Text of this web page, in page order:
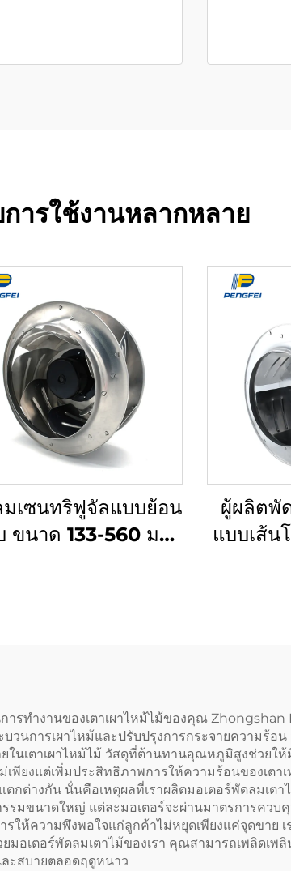
ารใช้งานหลากหลาย
เซนทริฟูจัลแบบย้อน
ขนาด 133-560 มม.
ผู้ผลิตพั
แบบเส้น
รทำงานของเตาเผาไหม้ไม้ของคุณ
นการเผาไหม้และปรับปรุงการกระจายความร้อน
ในเตาเผาไหม้ไม้ วัสดุที่ต้านทานอุณหภูมิสูงช่วยใ
ยงแต่เพิ่มประสิทธิภาพการให้ความร้อนของเตา
กต่างกัน นั่นคือเหตุผลที่เราผลิตมอเตอร์พัดลมเต
รมขนาดใหญ่ แต่ละมอเตอร์จะผ่านมาตรการควบ
ให้ความพึงพอใจแก่ลูกค้าไม่หยุดเพียงแค่จุดขาย
อเตอร์พัดลมเตาไม้ของเรา คุณสามารถเพลิดเพ
ะสบายตลอดฤดูหนาว